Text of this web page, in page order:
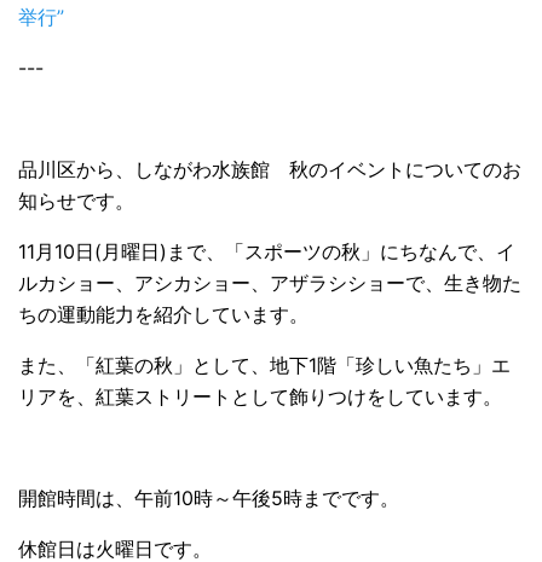
举行”
---
品川区から、しながわ水族館 秋のイベントについてのお
知らせです。
11月10日(月曜日)まで、「スポーツの秋」にちなんで、イ
ルカショー、アシカショー、アザラシショーで、生き物た
ちの運動能力を紹介しています。
また、「紅葉の秋」として、地下1階「珍しい魚たち」エ
リアを、紅葉ストリートとして飾りつけをしています。
開館時間は、午前10時～午後5時までです。
休館日は火曜日です。